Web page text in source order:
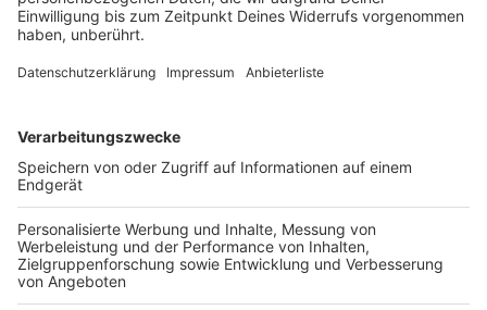
Biso na Biso:
Biso na Biso setzt sich in erster Linie aus Menschen
Aufbruch Leverkusen / Migrantenliste:
Die Migrantenliste von Aufbruch Leverkusen steht in
Zusammenhang mit der rechtsgerichteten Rats-
Gruppe Aufbruch Leverkusen.
Anzeige